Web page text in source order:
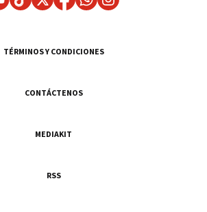
TÉRMINOS Y CONDICIONES
CONTÁCTENOS
MEDIAKIT
RSS